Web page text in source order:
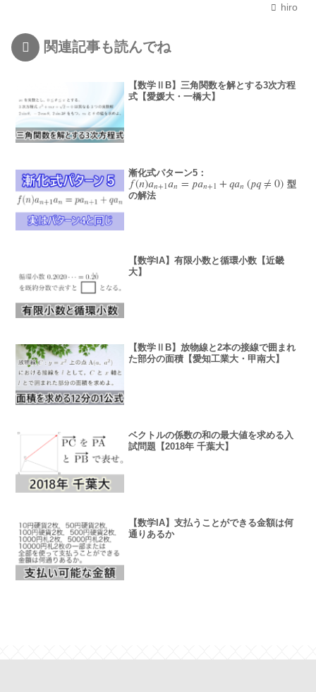
hiro
関連記事も読んでね
【数学ⅡB】三角関数を解とする3次方程
式【愛媛大・一橋大】
漸化式パターン5：
𝑓(𝑛)𝑎𝑛+1𝑎𝑛 = 𝑝𝑎𝑛+1 +𝑞𝑎𝑛
f(n)an+1an= pan+1+q a n (𝑝𝑞≠ 0)
( pq≠0)
型
の解法
【数学IA】有限小数と循環小数【近畿
大】
【数学ⅡB】放物線と2本の接線で囲まれ
た部分の面積【愛知工業大・甲南大】
ベクトルの係数の和の最大値を求める入
試問題【2018年 千葉大】
【数学IA】支払うことができる金額は何
通りあるか